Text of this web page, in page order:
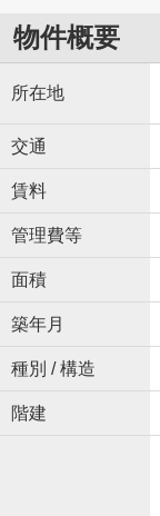
物件概要
所在地
交通
賃料
管理費等
面積
築年月
種別 / 構造
階建